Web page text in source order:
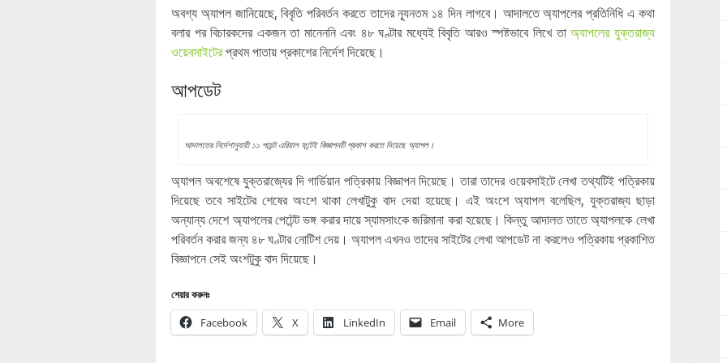
অবশ্য অ্যাপল জানিয়েছে, বিবৃতি পরিবর্তন করতে তাদের ন্যূনতম ১৪ দিন লাগবে। আদালতে অ্যাপলের প্রতিনিধি এ কথা
বলার পর বিচারকদের একজন তা মানেননি এবং ৪৮ ঘণ্টার মধ্যেই বিবৃতি আরও স্পষ্টভাবে লিখে তাঅ্যাপলের যুক্তরাজ্য
ওয়েবসাইটেরপ্রথম পাতায় প্রকাশের নির্দেশ দিয়েছে।
আপডেট
আদালতের নির্দেশানুযায়ী ১১ পয়েন্ট এরিয়াল ফন্টেই বিজ্ঞাপনটি প্রকাশ করতে দিয়েছে অ্যাপল।
অ্যাপল অবশেষে যুক্তরাজ্যের দি গার্ডিয়ান পত্রিকায় বিজ্ঞাপন দিয়েছে। তারা তাদের ওয়েবসাইটে লেখা তথ্যটিই পত্রিকায়
দিয়েছে তবে সাইটের শেষের অংশে থাকা লেখাটুকু বাদ দেয়া হয়েছে। এই অংশে অ্যাপল বলেছিল, যুক্তরাজ্য ছাড়া
অন্যান্য দেশে অ্যাপলের পেটেন্ট ভঙ্গ করার দায়ে স্যামসাংকে জরিমানা করা হয়েছে। কিন্তু আদালত তাতে অ্যাপলকে লেখা
পরিবর্তন করার জন্য ৪৮ ঘণ্টার নোটিশ দেয়। অ্যাপল এখনও তাদের সাইটের লেখা আপডেট না করলেও পত্রিকায় প্রকাশিত
বিজ্ঞাপনে সেই অংশটুকু বাদ দিয়েছে।
শেয়ার করুনঃ
Facebook X LinkedIn Email More